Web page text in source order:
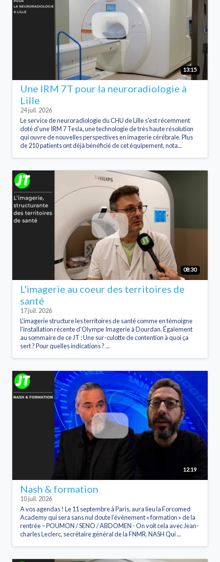
13:15
Une IRM 7T pour la neuroradiologie à
Lille
24 juil. 2026
Le service de neuroradiologie du CHU de Lille s'est récemment
doté d'une IRM 7 Tesla, une technologie de très haute résolution
qui ouvre de nouvelles perspectives en imagerie cérébrale. Plus
de 210 patients ont déjà bénéficié de cet équipement, nota...
08:30
L'imagerie au coeur des territoires de
santé
17 juil. 2026
L'imagerie structure les territoires de santé comme en témoigne
l'installation récente d'Olympe Imagerie à Dourdan. Également
au sommaire de ce JT : Une sur-culotte de contention à quoi ça
sert ? Pour quelles indications ? ...
12:19
Nash & formation
10 juil. 2026
A vos agendas ! Le 11 septembre à Paris, aura lieu la Forcomed
Academy qui sera sans nul doute l’événement « formation » de la
rentrée – POUMON / SENO / ABDOMEN - On voit cela avec Jean-
charles Leclerc, secrétaire général de la FNMR. NASH Qui ...